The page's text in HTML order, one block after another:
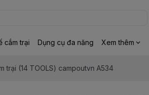
cắm trại Dụng cụ đa năng Xem thêm
trại (14 TOOLS) campoutvn A534